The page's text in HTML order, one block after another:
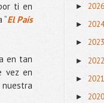
ti en
“El País
en tan
vez en
► 2026
►
► 2023
► 2022
► 2021
► 2020